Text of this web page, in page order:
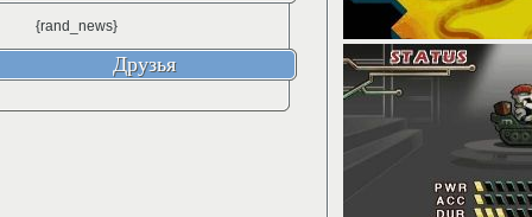
{rand_news}
Друзья